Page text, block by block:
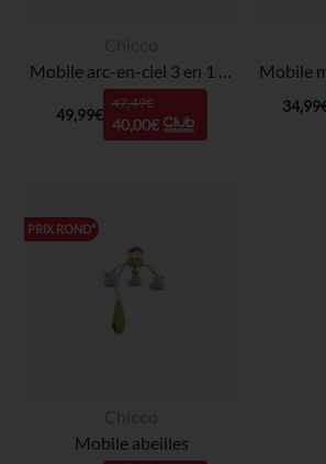
Mobile arc-en-ciel 3 en 1 - Bleu
49,99€
47,49€
40,00€
PRIX ROND*
Mobile abeilles